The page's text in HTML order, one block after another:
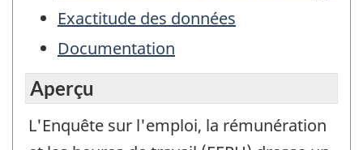
Exactitude des données
Documentation
Aperçu
L'Enquête sur l'emploi, la rémunération